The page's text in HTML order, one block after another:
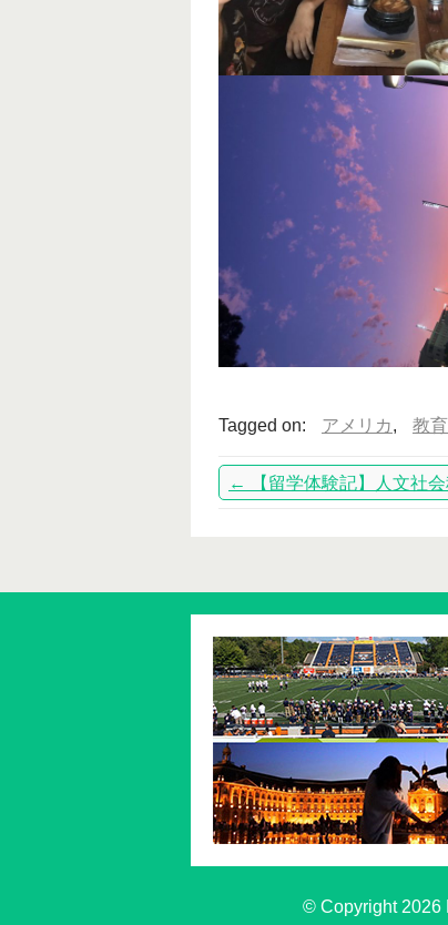
Tagged on: アメリカ, 教
← 【留学体験記】人文社
© Copyright 2026